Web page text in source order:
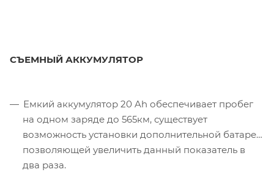
СЪЕМНЫЙ АККУМУЛЯТОР
Емкий аккумулятор 20 Ah обеспечивает пробег
на одном заряде до 565км, существует
возможность установки дополнительной батареи,
позволяющей увеличить данный показатель в
два раза.